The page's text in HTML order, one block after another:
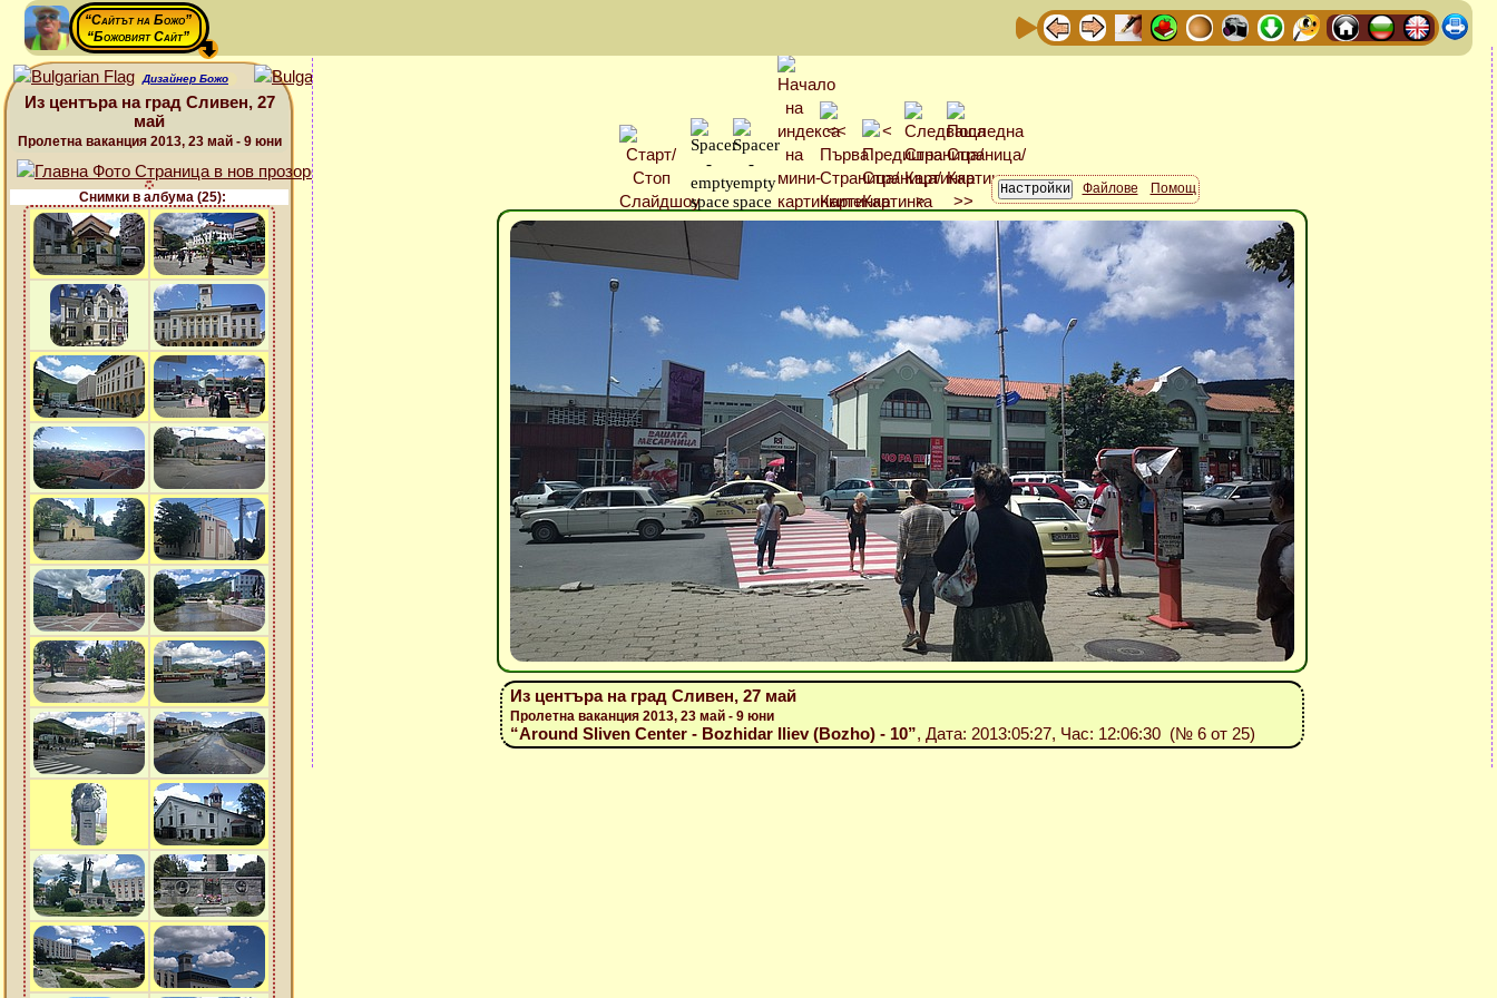
“Сайтът на Божо”
“Божовият Сайт”
Дизайнер Божо
Из центъра на град Сливен, 27
май
Пролетна ваканция 2013, 23 май - 9 юни
Снимки в албума (25):
Файлове Помощ
Из центъра на град Сливен, 27 май
Пролетна ваканция 2013, 23 май - 9 юни
“Around Sliven Center - Bozhidar Iliev (Bozho) - 10”, Дата: 2013:05:27, Час: 12:06:30 (№ 6 от 25)